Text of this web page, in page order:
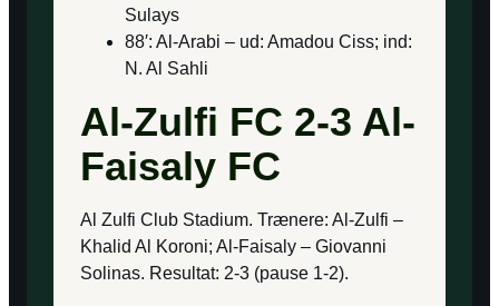
Sulays
88′: Al-Arabi – ud: Amadou Ciss; ind:
N. Al Sahli
Al-Zulfi FC 2-3 Al-
Faisaly FC
Al Zulfi Club Stadium. Trænere: Al-Zulfi –
Khalid Al Koroni; Al-Faisaly – Giovanni
Solinas. Resultat: 2-3 (pause 1-2).